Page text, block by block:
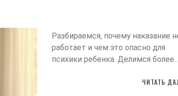
Разбираемся, почему наказание
работает и чем это опасно для
психики ребенка. Делимся более
решениями проблем поведения.
ЧИТАТЬ
через игры и
важную
для
развития.
на
детей с самого